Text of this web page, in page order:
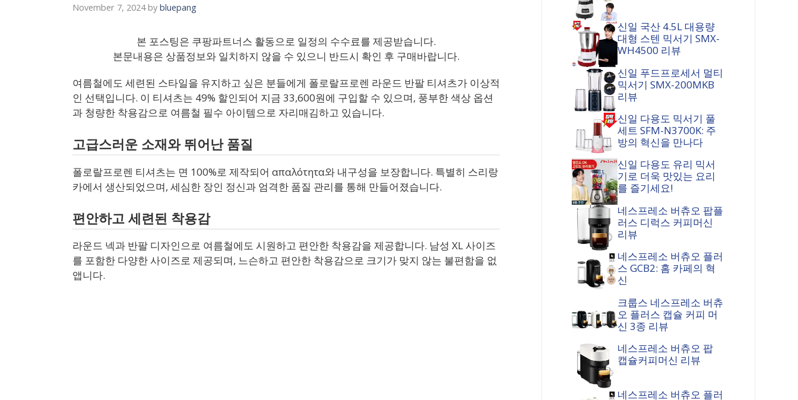
November 7, 2024 by bluepang
본 포스팅은 쿠팡파트너스 활동으로 일정의 수수료를 제공받습니다.
본문내용은 상품정보와 일치하지 않을 수 있으니 반드시 확인 후 구매바랍니다.
여름철에도 세련된 스타일을 유지하고 싶은 분들에게 폴로랄프로렌 라운드 반팔 티셔츠가 이상적
인 선택입니다. 이 티셔츠는 49% 할인되어 지금 33,600원에 구입할 수 있으며, 풍부한 색상 옵션
과 청량한 착용감으로 여름철 필수 아이템으로 자리매김하고 있습니다.
고급스러운 소재와 뛰어난 품질
폴로랄프로렌 티셔츠는 면 100%로 제작되어 απαλότητα와 내구성을 보장합니다. 특별히 스리랑
카에서 생산되었으며, 세심한 장인 정신과 엄격한 품질 관리를 통해 만들어졌습니다.
편안하고 세련된 착용감
라운드 넥과 반팔 디자인으로 여름철에도 시원하고 편안한 착용감을 제공합니다. 남성 XL 사이즈
를 포함한 다양한 사이즈로 제공되며, 느슨하고 편안한 착용감으로 크기가 맞지 않는 불편함을 없
앱니다.
신일 국산 4.5L 대용량
대형 스텐 믹서기 SMX-
WH4500 리뷰
신일 푸드프로세서 멀티
믹서기 SMX-200MKB
리뷰
신일 다용도 믹서기 풀
세트 SFM-N3700K: 주
방의 혁신을 만나다
신일 다용도 유리 믹서
기로 더욱 맛있는 요리
를 즐기세요!
네스프레소 버츄오 팝플
러스 디럭스 커피머신
리뷰
네스프레소 버츄오 플러
스 GCB2: 홈 카페의 혁
신
크룹스 네스프레소 버츄
오 플러스 캡슐 커피 머
신 3종 리뷰
네스프레소 버츄오 팝
캡슐커피머신 리뷰
네스프레소 버츄오 플러